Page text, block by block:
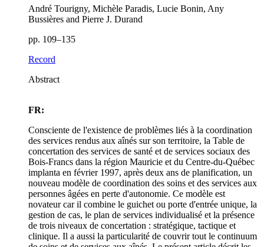
André Tourigny, Michèle Paradis, Lucie Bonin, Any
Bussières and Pierre J. Durand
pp. 109–135
Record
Abstract
FR:
Consciente de l'existence de problèmes liés à la coordination
des services rendus aux aînés sur son territoire, la Table de
concertation des services de santé et de services sociaux des
Bois-Francs dans la région Mauricie et du Centre-du-Québec
implanta en février 1997, après deux ans de planification, un
nouveau modèle de coordination des soins et des services aux
personnes âgées en perte d'autonomie. Ce modèle est
novateur car il combine le guichet ou porte d'entrée unique, la
gestion de cas, le plan de services individualisé et la présence
de trois niveaux de concertation : stratégique, tactique et
clinique. Il a aussi la particularité de couvrir tout le continuum